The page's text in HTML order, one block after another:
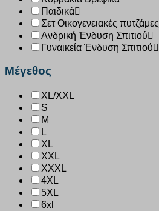
Παιδικά
Σετ Οικογενειακές πυτζάμες
Ανδρική Ένδυση Σπιτιού
Γυναικεία Ένδυση Σπιτιού
Μέγεθος
XL/XXL
S
M
L
XL
XXL
XXXL
4XL
5XL
6xl